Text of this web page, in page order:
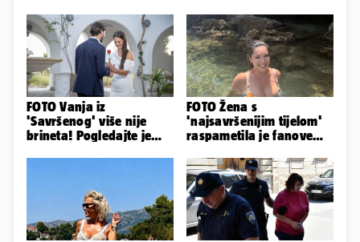
FOTO Vanja iz
'Savršenog' više nije
brineta! Pogledajte je
FOTO Žena s
'najsavršenijim tijelom'
raspametila je fanove
plićaka